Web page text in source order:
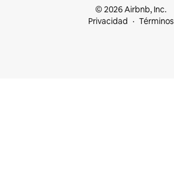
© 2026 Airbnb, Inc.
Privacidad
Términos